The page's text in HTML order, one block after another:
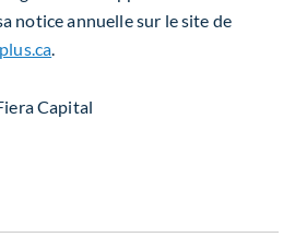
notice annuelle sur le site de
Capital